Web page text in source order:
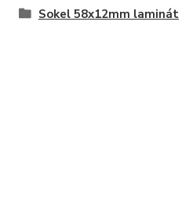
Sokel 58x12mm laminát